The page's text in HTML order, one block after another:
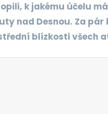
k jakému účelu
nad Desnou. Za
blízkosti všech